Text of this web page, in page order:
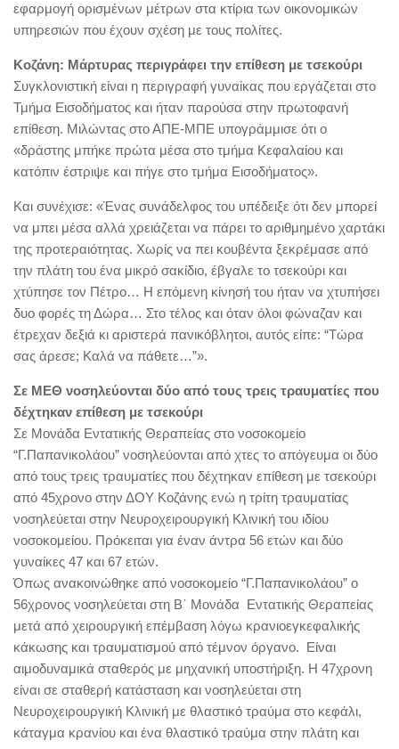
εφαρμογή ορισμένων μέτρων στα κτίρια των οικονομικών
υπηρεσιών που έχουν σχέση με τους πολίτες.
Κοζάνη: Μάρτυρας περιγράφει την επίθεση με τσεκούρι
Συγκλονιστική είναι η περιγραφή γυναίκας που εργάζεται στο
Τμήμα Εισοδήματος και ήταν παρούσα στην πρωτοφανή
επίθεση. Μιλώντας στο ΑΠΕ-ΜΠΕ υπογράμμισε ότι ο
«δράστης μπήκε πρώτα μέσα στο τμήμα Κεφαλαίου και
κατόπιν έστριψε και πήγε στο τμήμα Εισοδήματος».
Και συνέχισε: «Ένας συνάδελφος του υπέδειξε ότι δεν μπορεί
να μπει μέσα αλλά χρειάζεται να πάρει το αριθμημένο χαρτάκι
της προτεραιότητας. Χωρίς να πει κουβέντα ξεκρέμασε από
την πλάτη του ένα μικρό σακίδιο, έβγαλε το τσεκούρι και
χτύπησε τον Πέτρο… Η επόμενη κίνησή του ήταν να χτυπήσει
δυο φορές τη Δώρα… Στο τέλος και όταν όλοι φώναζαν και
έτρεχαν δεξιά κι αριστερά πανικόβλητοι, αυτός είπε: “Τώρα
σας άρεσε; Καλά να πάθετε…”».
Σε ΜΕΘ νοσηλεύονται δύο από τους τρεις τραυματίες που
δέχτηκαν επίθεση με τσεκούρι
Σε Μονάδα Εντατικής Θεραπείας στο νοσοκομείο
“Γ.Παπανικολάου” νοσηλεύονται από χτες το απόγευμα οι δύο
από τους τρεις τραυματίες που δέχτηκαν επίθεση με τσεκούρι
από 45χρονο στην ΔΟΥ Κοζάνης ενώ η τρίτη τραυματίας
νοσηλεύεται στην Νευροχειρουργική Κλινική του ιδίου
νοσοκομείου. Πρόκειται για έναν άντρα 56 ετών και δύο
γυναίκες 47 και 67 ετών.
Όπως ανακοινώθηκε από νοσοκομείο “Γ.Παπανικολάου” ο
56χρονος νοσηλεύεται στη Β΄ Μονάδα Εντατικής Θεραπείας
μετά από χειρουργική επέμβαση λόγω κρανιοεγκεφαλικής
κάκωσης και τραυματισμού από τέμνον όργανο. Είναι
αιμοδυναμικά σταθερός με μηχανική υποστήριξη. Η 47χρονη
είναι σε σταθερή κατάσταση και νοσηλεύεται στη
Νευροχειρουργική Κλινική με θλαστικό τραύμα στο κεφάλι,
κάταγμα κρανίου και ένα θλαστικό τραύμα στην πλάτη και